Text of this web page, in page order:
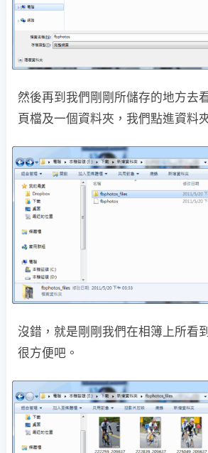
然後再到我們剛剛所儲存的地方去
頁檔及一個資料夾，我們點進資料
沒錯，就是剛剛我們在相簿上所看
很方便吧。